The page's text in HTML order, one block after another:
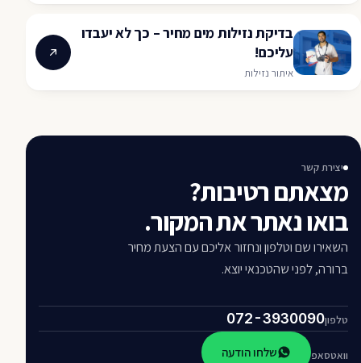
בדיקת נזילות מים מחיר – כך לא יעבדו
עליכם!
איתור נזילות
יצירת קשר
מצאתם רטיבות?
בואו נאתר את המקור.
השאירו שם וטלפון ונחזור אליכם עם הצעת מחיר
ברורה, לפני שהטכנאי יוצא.
טלפון072-3930090
וואטסאפ שלחו הודעה